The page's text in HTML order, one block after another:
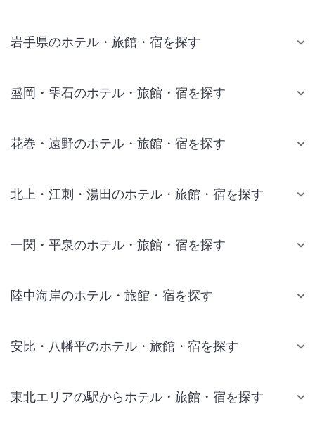
岩手県のホテル・旅館・宿を探す
盛岡・雫石のホテル・旅館・宿を探す
花巻・遠野のホテル・旅館・宿を探す
北上・江刺・湯田のホテル・旅館・宿を探す
一関・平泉のホテル・旅館・宿を探す
陸中海岸のホテル・旅館・宿を探す
安比・八幡平のホテル・旅館・宿を探す
東北エリアの駅からホテル・旅館・宿を探す